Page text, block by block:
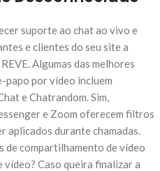
suporte ao chat ao vivo e
e clientes do seu site a
Algumas das melhores
por vídeo incluem
e Chatrandom. Sim,
e Zoom oferecem filtros
aplicados durante chamadas.
de compartilhamento de vídeo
vídeo? Caso queira finalizar a